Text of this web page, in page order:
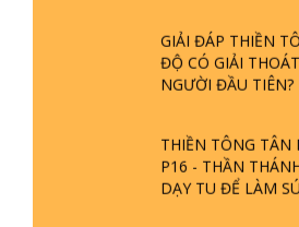
GIẢI ĐÁP THIỀN TÔNG
GIẢI ĐÁP THIỀN
PHẦN 20 - BÁC
PHIỀN NÃO DO
GIẢI ĐÁP THIỀN
VƯƠNG LÀ AI?
CON?